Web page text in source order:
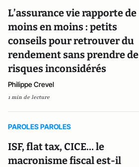
L’assurance vie rapporte de
moins en moins : petits
conseils pour retrouver du
rendement sans prendre de
risques inconsidérés
Philippe Crevel
1 min de lecture
PAROLES PAROLES
ISF, flat tax, CICE… le
macronisme fiscal est-il